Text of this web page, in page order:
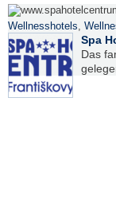
Wellnesshotels,
Spa
Das